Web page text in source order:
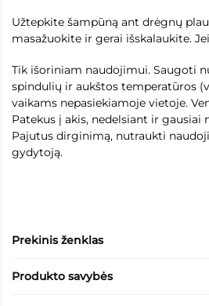
Užtepkite šampūną ant drėgnų
masažuokite ir gerai išskalaukite.
Tik išoriniam naudojimui. Saugoti
spindulių ir aukštos temperatūros
vaikams nepasiekiamoje vietoje.
Patekus į akis, nedelsiant ir gausiai
Pajutus dirginimą, nutraukti
gydytoją.
Prekinis ženklas
Produkto savybės